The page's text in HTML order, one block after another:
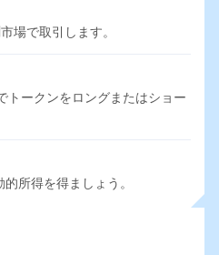
場で取引します。
トークンをロングまたはショー
所得を得ましょう。